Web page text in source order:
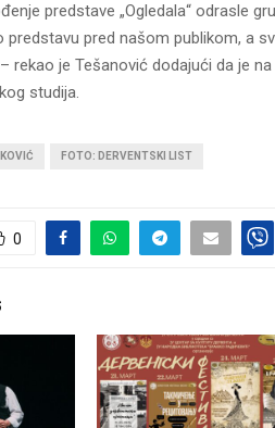
predstave „Ogledala“ odrasle
predstavu pred našom publikom, a
rekao je Tešanović dodajući da je
studija.
FOTO: DERVENTSKI LIST
0